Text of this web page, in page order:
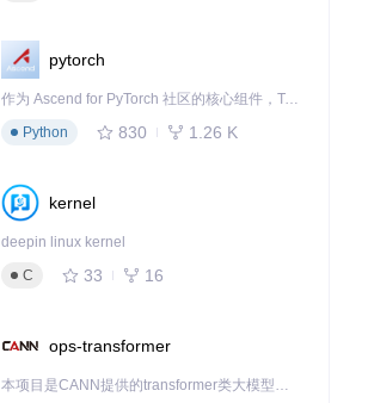
pytorch
作为 Ascend for PyTorch 社区的核心组件，TorchNPU 是昇腾专为 PyTorch 打造的深度学习适配插件，使 PyTorch 框架能够直接调用昇腾 NPU，为开发者提供昇腾 AI 处理器的超强算力。
Python
830 1.26 K
kernel
deepin linux kernel
C
33 16
ops-transformer
本项目是CANN提供的transformer类大模型算子库，实现网络在NPU上加速计算。